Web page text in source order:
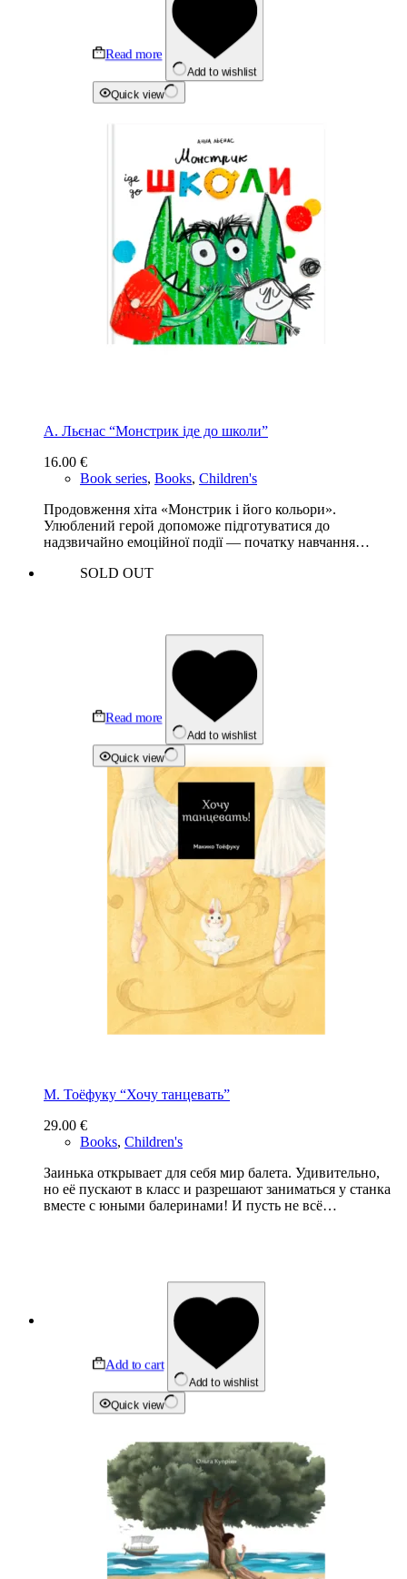
Read more
Add to wishlist
Quick view
А. Льєнас “Монстрик іде до школи”
16.00 €
Book series, Books, Children's
Продовження хіта «Монстрик і його кольори».
Улюблений герой допоможе підготуватися до
надзвичайно емоційної події — початку навчання…
SOLD OUT
Read more
Add to wishlist
Quick view
М. Тоёфуку “Хочу танцевать”
29.00 €
Books, Children's
Заинька открывает для себя мир балета. Удивительно,
но её пускают в класс и разрешают заниматься у станка
вместе с юными балеринами! И пусть не всё…
Add to cart
Add to wishlist
Quick view